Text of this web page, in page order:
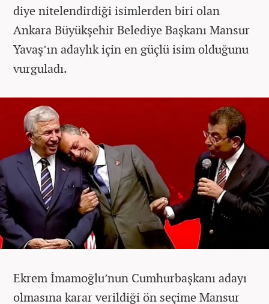
diye nitelendirdiği isimlerden biri olan
Ankara Büyükşehir Belediye Başkanı Mansur
Yavaş’ın adaylık için en güçlü isim olduğunu
vurguladı.
Ekrem İmamoğlu’nun Cumhurbaşkanı adayı
olmasına karar verildiği ön seçime Mansur